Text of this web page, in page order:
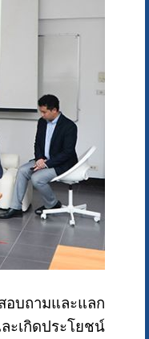
อบถามและแลก
ะเกิดประโยชน์